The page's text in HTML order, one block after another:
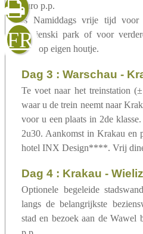
FR
sluiten verzenden
euro p.p.
’s Namiddags vrije tijd voor
Lazienski park of voor
stad op eigen houtje.
dag 3 : Warschau -
Te voet naar het treinstation
waar u de trein neemt naar
voor u een plaats in 2de
2u30. Aankomst in Krakau en
hotel INX Design****. Vrij
dag 4 : Krakau -
Optionele begeleide
langs de belangrijkste
stad en bezoek aan de Wawel